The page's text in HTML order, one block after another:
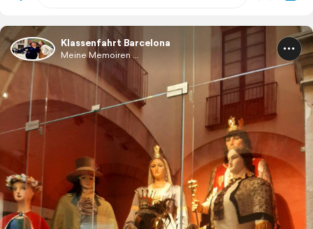
Klassenfahrt Barcelona
Meine Memoiren ...